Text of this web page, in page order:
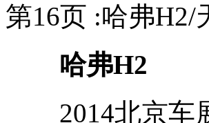
第16页 :哈弗H2/
哈弗H2
2014北京车